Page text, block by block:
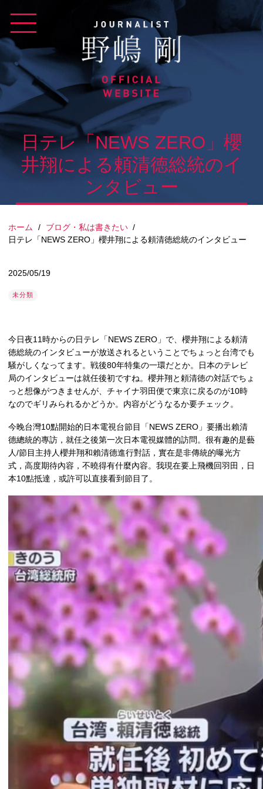
content
日テレ「NEWS ZERO」櫻
井翔による頼清徳総統のイ
ンタビュー
ホーム / ブログ・私は書きたい /
日テレ「NEWS ZERO」櫻井翔による頼清徳総統のインタビュー
2025/05/19
未分類
今日夜11時からの日テレ「NEWS ZERO」で、櫻井翔による頼清
徳総統のインタビューが放送されるということでちょっと台湾でも
騒がしくなってます。戦後80年特集の一環だとか。日本のテレビ
局のインタビューは就任後初ですね。櫻井翔と頼清徳の対話でちょ
っと想像がつきませんが、チャイナ羽田便で東京に戻るのが10時
なのでギリみられるかどうか。内容がどうなるか要チェック。
今晚台灣10點開始的日本電視台節目「NEWS ZERO」要播出賴清
德總統的專訪，就任之後第一次日本電視媒體的訪問。很有趣的是藝
人/節目主持人櫻井翔和賴清德進行對話，實在是非傳統的曝光方
式，高度期待內容，不曉得有什麼內容。我現在要上飛機回羽田，日
本10點抵達，或許可以直接看到節目了。